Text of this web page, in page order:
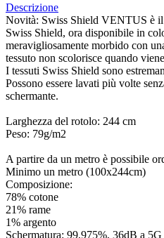
Descrizione
Novità: Swiss Shield VENTUS è
Swiss Shield, ora disponibile in
meravigliosamente morbido con
tessuto non scolorisce quando
I tessuti Swiss Shield sono
Possono essere lavati più volte
schermante.
Larghezza del rotolo: 244 cm
Peso: 79g/m2
A partire da un metro è possibile
Minimo un metro (100x244cm)
Composizione:
78% cotone
21% rame
1% argento
Schermatura: 99,975%, 36dB a